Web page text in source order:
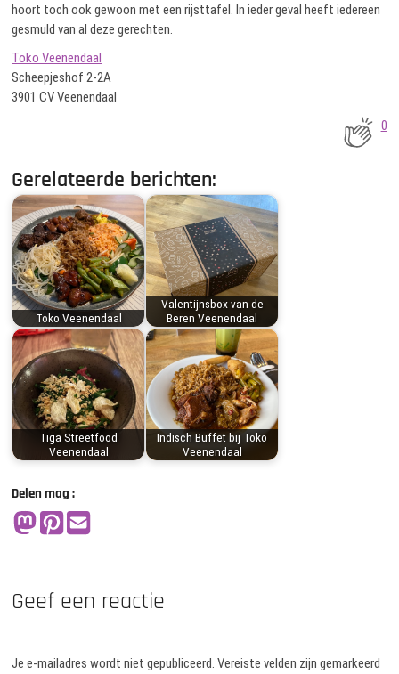
hoort toch ook gewoon met een rijsttafel. In ieder geval heeft iedereen
gesmuld van al deze gerechten.
Toko Veenendaal
Scheepjeshof 2-2A
3901 CV Veenendaal
0
Gerelateerde berichten:
Toko Veenendaal
Valentijnsbox van de
Beren Veenendaal
Tiga Streetfood
Veenendaal
Indisch Buffet bij Toko
Veenendaal
Delen mag :
Geef een reactie
Je e-mailadres wordt niet gepubliceerd. Vereiste velden zijn gemarkeerd